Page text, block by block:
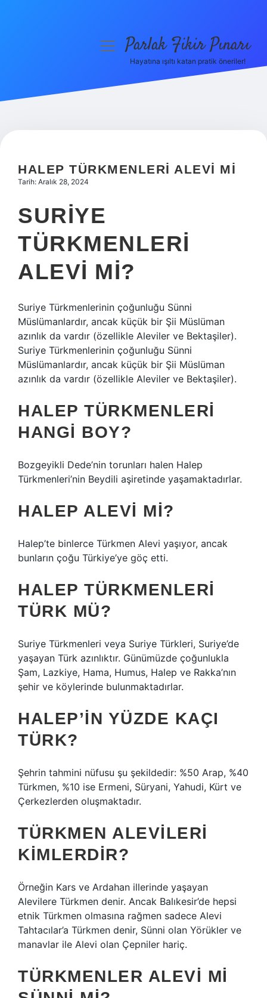
Hakkımızda
menüyüParlak Fikir Pınarı
Hayatına ışıltı katan pratik öneriler!
HALEP TÜRKMENLERI ALEVI MI
Tarih: Aralık 28, 2024
SURIYE
TÜRKMENLERI
ALEVI MI?
Suriye Türkmenlerinin çoğunluğu Sünni
Müslümanlardır, ancak küçük bir Şii Müslüman
azınlık da vardır (özellikle Aleviler ve Bektaşiler).
Suriye Türkmenlerinin çoğunluğu Sünni
Müslümanlardır, ancak küçük bir Şii Müslüman
azınlık da vardır (özellikle Aleviler ve Bektaşiler).
HALEP TÜRKMENLERI
HANGI BOY?
Bozgeyikli Dede’nin torunları halen Halep
Türkmenleri’nin Beydili aşiretinde yaşamaktadırlar.
HALEP ALEVI MI?
Halep’te binlerce Türkmen Alevi yaşıyor, ancak
bunların çoğu Türkiye’ye göç etti.
HALEP TÜRKMENLERI
TÜRK MÜ?
Suriye Türkmenleri veya Suriye Türkleri, Suriye’de
yaşayan Türk azınlıktır. Günümüzde çoğunlukla
Şam, Lazkiye, Hama, Humus, Halep ve Rakka’nın
şehir ve köylerinde bulunmaktadırlar.
HALEP’IN YÜZDE KAÇI
TÜRK?
Şehrin tahmini nüfusu şu şekildedir: %50 Arap, %40
Türkmen, %10 ise Ermeni, Süryani, Yahudi, Kürt ve
Çerkezlerden oluşmaktadır.
TÜRKMEN ALEVILERI
KIMLERDIR?
Örneğin Kars ve Ardahan illerinde yaşayan
Alevilere Türkmen denir. Ancak Balıkesir’de hepsi
etnik Türkmen olmasına rağmen sadece Alevi
Tahtacılar’a Türkmen denir, Sünni olan Yörükler ve
manavlar ile Alevi olan Çepniler hariç.
TÜRKMENLER ALEVI MI